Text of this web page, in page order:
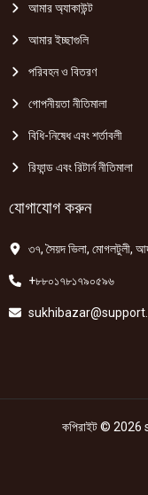
আমার অ্যাকাউন্ট
আমার ইচ্ছাগুলি
পরিবহন ও বিতরণ
গোপনীয়তা নীতিমালা
বিধি-নিষেধ এবং শর্তাবলী
রিফান্ড এবং রিটার্ন নীতিমালা
যোগাযোগ করুন
৩৭, সৈয়দ ভিলা, মোগলটুলী,
+৮৮০১৭৮১৭৯০৫৯৬
কপিরাইট © 2026